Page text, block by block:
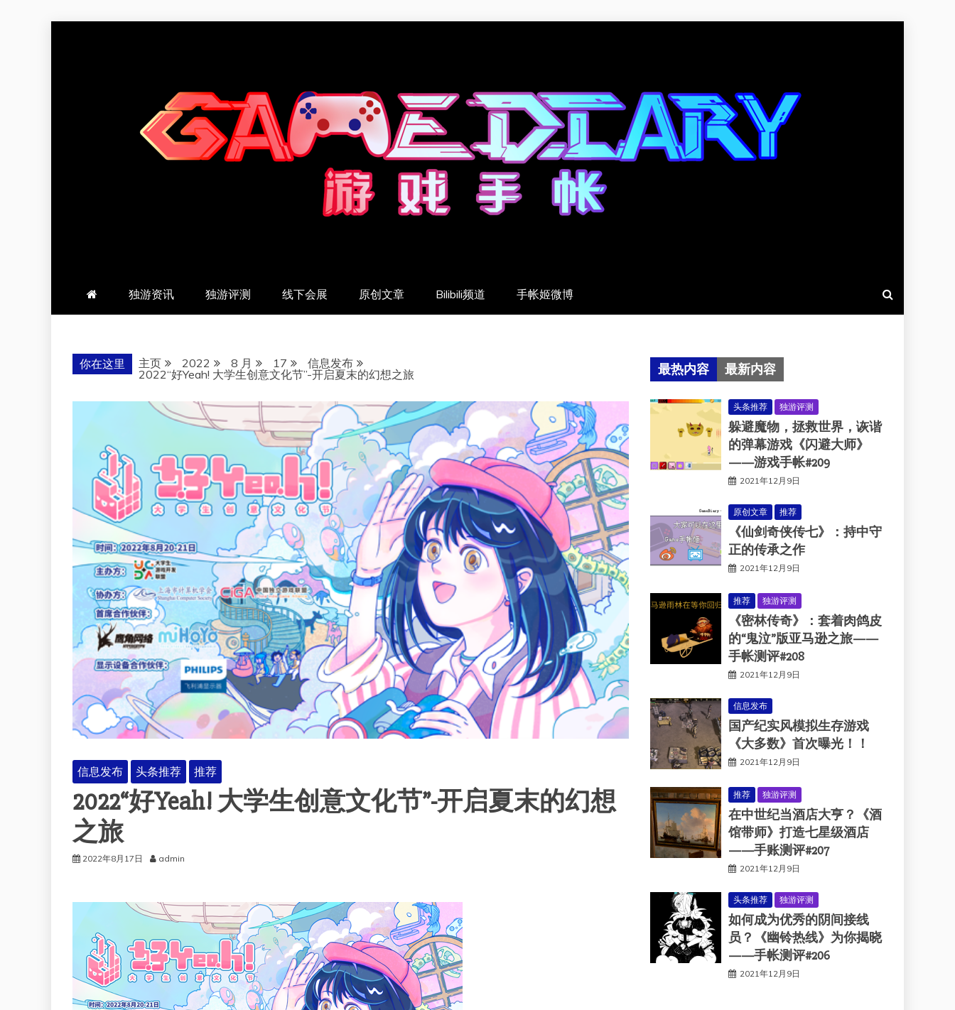
羽风手帐姬
独游资讯 独游评测 线下会展 原创文章 Bilibili频道 手帐姬微博
你在这里 主页 2022 8 月 17
信息发布
2022“好Yeah! 大学生创意文化节”-开启夏末的幻想之旅
信息发布 头条推荐 推荐
2022“好Yeah! 大学生创意文化节”-开启夏末的幻想
之旅
2022年8月17日 admin
最热内容 最新内容
头条推荐 独游评测
躲避魔物，拯救世界，诙谐
的弹幕游戏《闪避大师》
——游戏手帐#209
2021年12月9日
原创文章 推荐
《仙剑奇侠传七》：持中守
正的传承之作
2021年12月9日
推荐 独游评测
《密林传奇》：套着肉鸽皮
的“鬼泣”版亚马逊之旅——
手帐测评#208
2021年12月9日
信息发布
国产纪实风模拟生存游戏
《大多数》首次曝光！！
2021年12月9日
推荐 独游评测
在中世纪当酒店大亨？《酒
馆带师》打造七星级酒店
——手账测评#207
2021年12月9日
头条推荐 独游评测
如何成为优秀的阴间接线
员？《幽铃热线》为你揭晓
——手帐测评#206
2021年12月9日